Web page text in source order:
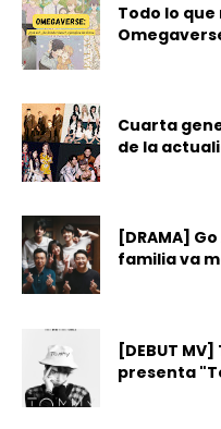
Todo lo
Cuarta
de la
[DRAMA]
familia va
[DEBUT
presenta